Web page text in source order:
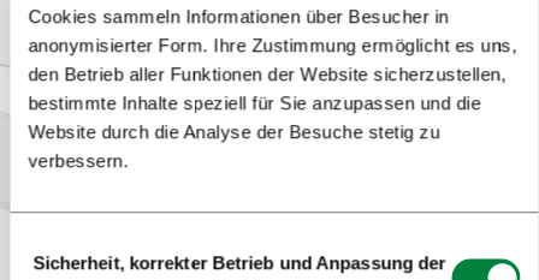
Cookies sammeln Informationen über Besucher in
anonymisierter Form. Ihre Zustimmung ermöglicht es uns,
den Betrieb aller Funktionen der Website sicherzustellen,
bestimmte Inhalte speziell für Sie anzupassen und die
Website durch die Analyse der Besuche stetig zu
verbessern.
Sicherheit, korrekter Betrieb und Anpassung der